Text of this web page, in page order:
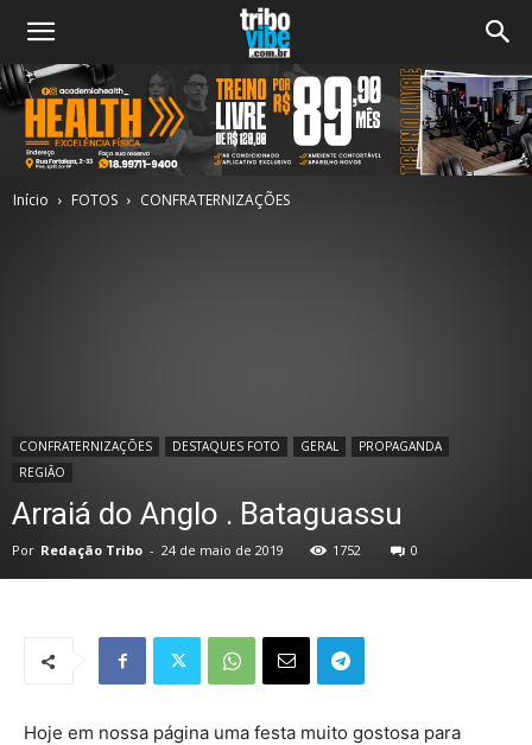
Início FOTOS CONFRATERNIZAÇÕES
CONFRATERNIZAÇÕES DESTAQUES FOTO GERAL
PROPAGANDA
REGIÃO
Arraiá do Anglo . Bataguassu
Por Redação Tribo - 24 de maio de 2019 1752 0
Hoje em nossa página uma festa muito gostosa para